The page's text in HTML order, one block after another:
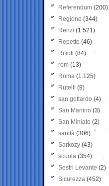
Referendum (200)
Regione (344)
Renzi (1.521)
Repetto (46)
Rifiuti (84)
rom (13)
Roma (1.125)
Rutelli (9)
san gottardo (4)
San Martino (3)
San Miniato (2)
sanità (306)
Sarkozy (43)
scuola (354)
Sestri Levante (2)
Sicurezza (452)